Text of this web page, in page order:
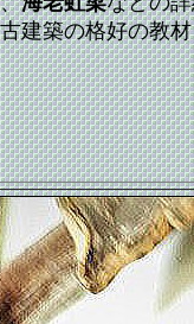
建築の格好の教